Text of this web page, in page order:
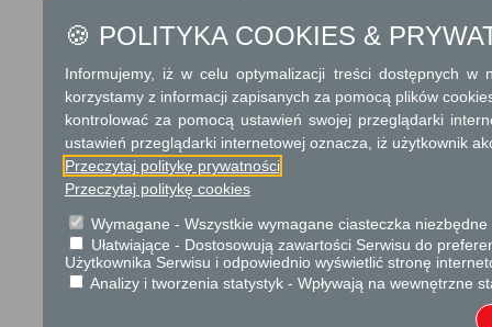
Ustawa z dnia 25
Konwencja
Nr 13, poz. 98)
Ochrona danych osobowych
ochrony osób fizycznych w
uchylenia dyrektywy 95/46/WE
danych osobowych oraz o
Administratorem Pani/
siedzibą władz: 09-540
🍪 POLITYKA COOKIES &
Informujemy, iż w celu optymalizacji treści dostępnych w
korzystamy z informacji zapisanych za pomocą plików
kontrolować za pomocą ustawień swojej przeglądarki
ustawień przeglądarki internetowej oznacza, iż użytkownik
Przeczytaj politykę prywatności
Przeczytaj politykę cookies
Wymagane - Wszystkie wymagane ciasteczka
Ułatwiające - Dostosowują zawartości Serwisu do
Użytkownika Serwisu i odpowiednio wyświetlić stronę
Analizy i tworzenia statystyk - Wpływają na wewnętrzne